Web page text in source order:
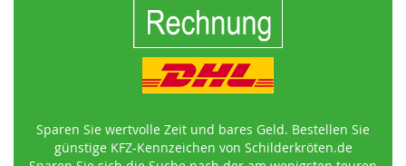
Sparen Sie wertvolle Zeit und bares Geld. Bestellen Sie
günstige KFZ-Kennzeichen von Schilderkröten.de